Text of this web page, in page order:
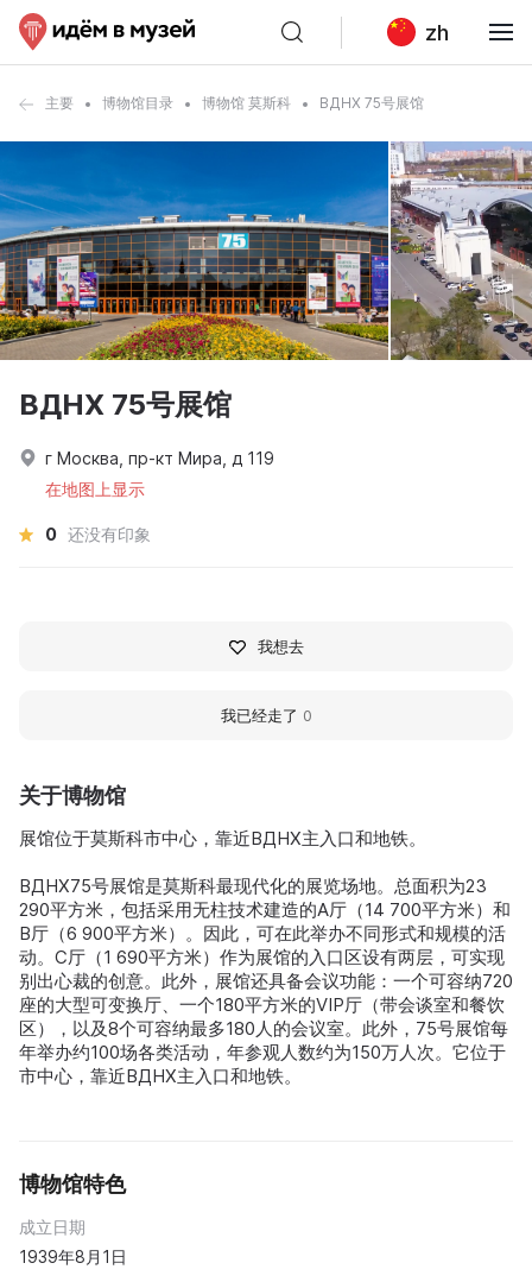
zh
主要 博物馆目录 博物馆 莫斯科 ВДНХ 75号展馆
关于博物馆
展馆位于莫斯科市中心，靠近ВДНХ主入口和地铁。
ВДНХ75号展馆是莫斯科最现代化的展览场地。总面积为23
290平方米，包括采用无柱技术建造的A厅（14 700平方米）和
B厅（6 900平方米）。因此，可在此举办不同形式和规模的活
动。C厅（1 690平方米）作为展馆的入口区设有两层，可实现
别出心裁的创意。此外，展馆还具备会议功能：一个可容纳720
座的大型可变换厅、一个180平方米的VIP厅（带会谈室和餐饮
区），以及8个可容纳最多180人的会议室。此外，75号展馆每
年举办约100场各类活动，年参观人数约为150万人次。它位于
市中心，靠近ВДНХ主入口和地铁。
博物馆特色
成立日期
1939年8月1日
ВДНХ 75号展馆
г Москва, пр-кт Мира, д 119
在地图上显示
0 还没有印象
我想去
我已经走了 0